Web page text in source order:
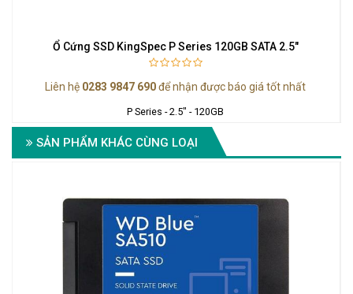
Ổ Cứng SSD KingSpec P Series 120GB SATA 2.5"
Liên hệ 0283 9847 690để nhận được báo giá tốt nhất
P Series - 2.5" - 120GB
SẢN PHẨM KHÁC CÙNG LOẠI